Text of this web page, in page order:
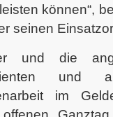
können“,
seinen
und die
und
im